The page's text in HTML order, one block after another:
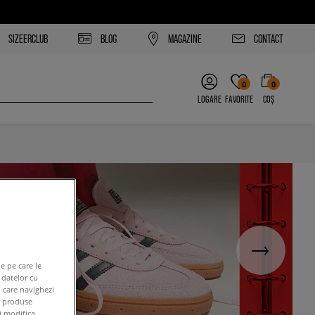
SIZEERCLUB BLOG MAGAZINE CONTACT
LOGARE
0
FAVORITE
0
COȘ
pe care le
cu
navighezi
produse